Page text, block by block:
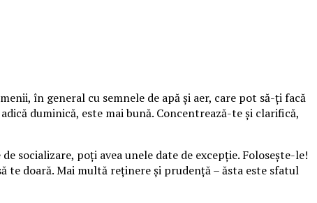
în general cu semnele de apă şi aer, care pot să-ţi facă
duminică, este mai bună. Concentrează-te şi clarifică,
socializare, poţi avea unele date de excepţie. Foloseşte-le!
te doară. Mai multă reţinere şi prudenţă – ăsta este sfatul